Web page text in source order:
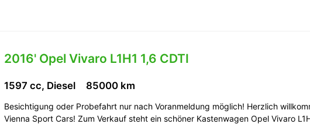
2016' Opel Vivaro L1H1 1,6 CDTI
1597 cc, Diesel 85000 km
Besichtigung oder Probefahrt nur nach Voranmeldung möglich! Herzlich
Vienna Sport Cars! Zum Verkauf steht ein schöner Kastenwagen Opel Vivaro